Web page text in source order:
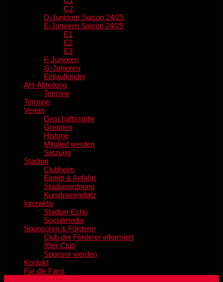
C2
D-Junioren Saison 24/25
E-Junioren Saison 24/25
E1
E2
E3
F-Junioren
G-Junioren
Einlaufkinder
AH-Abteilung
Termine
Termine
Verein
Geschäftsstelle
Gremien
Historie
Mitglied werden
Satzung
Stadion
Clubheim
Eintritt & Anfahrt
Stadionordnung
Kunstrasenplatz
Interaktiv
Stadion-Echo
Socialmedia
Sponsoren & Förderer
Club der Förderer informiert
99er Club
Sponsor werden
Kontakt
Für die Fans